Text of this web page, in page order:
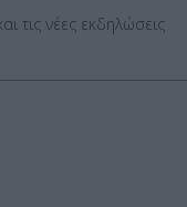
τις νέες εκδηλώσεις